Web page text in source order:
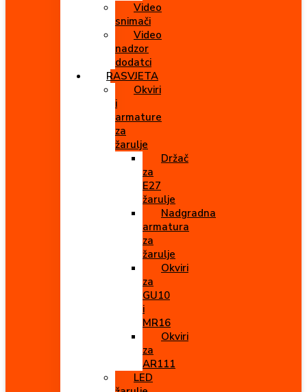
Video
snimači
Video
nadzor
dodatci
RASVJETA
Okviri
i
armature
za
žarulje
Držač
za
E27
žarulje
Nadgradna
armatura
za
žarulje
Okviri
za
GU10
i
MR16
Okviri
za
AR111
LED